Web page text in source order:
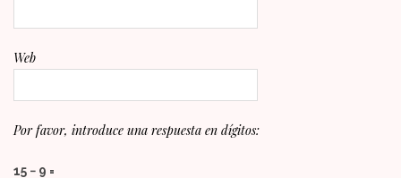
Web
Por favor, introduce una respuesta en dígitos:
15 − 9 =